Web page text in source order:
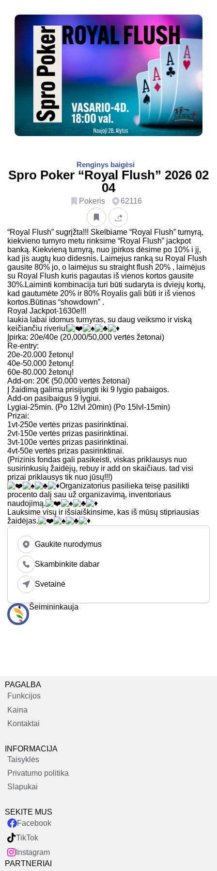
Renginys baigėsi
Spro Poker “Royal Flush” 2026 02
04
Pokeris 62116
“Royal Flush” sugrįžta!!! Skelbiame “Royal Flush” turnyrą,
kiekvieno turnyro metu rinksime “Royal Flush” jackpot
banką. Kiekvieną turnyrą, nuo įpirkos dėsime po 10% i jį,
kad jis augtų kuo didesnis. Laimejus ranką su Royal Flush
gausite 80% jo, o laimėjus su straight flush 20% , laimėjus
su Royal Flush kuris pagautas iš vienos kortos gausite
30%.Laiminti kombinacija turi būti sudaryta is dviejų kortų,
kad gautumėte 20% ir 80% Royalis gali būti ir iš vienos
kortos.Būtinas “showdown” .
Royal Jackpot-1630e!!!
laukia labai idomus turnyras, su daug veiksmo ir viską
keičiančiu riveriu!
Įpirka: 20e/40e (20,000/50,000 vertės žetonai)
Re-entry:
20e-20.000 žetonų!
40e-50.000 žetonų!
60e-80.000 žetonų!
Add-on: 20€ (50,000 vertės žetonai)
Į žaidimą galima prisijungti iki 9 lygio pabaigos.
Add-on pasibaigus 9 lygiui.
Lygiai-25min. (Po 12lvl 20min) (Po 15lvl-15min)
Prizai:
1vt-250e vertės prizas pasirinktinai.
2vt-150e vertės prizas pasirinktinai.
3vt-100e vertės prizas pasirinktinai.
4vt-50e vertės prizas pasirinktinai.
(Prizinis fondas gali pasikeisti, viskas priklausys nuo
susirinkusių žaidėjų, rebuy ir add on skaičiaus. tad visi
prizai priklausys tik nuo jūsų!!!)
Organizatorius pasilieka teisę pasilikti
procento dalį sau už organizavimą, inventoriaus
naudojimą.
Lauksime visų ir išsiaiškinsime, kas iš mūsų stipriausias
žaidėjas.
Gaukite nurodymus
Skambinkite dabar
Svetainė
Šeimininkauja
PAGALBA
Funkcijos
Kaina
Kontaktai
INFORMACIJA
Taisyklės
Privatumo politika
Slapukai
SEKITE MUS
Facebook
TikTok
Instagram
PARTNERIAI